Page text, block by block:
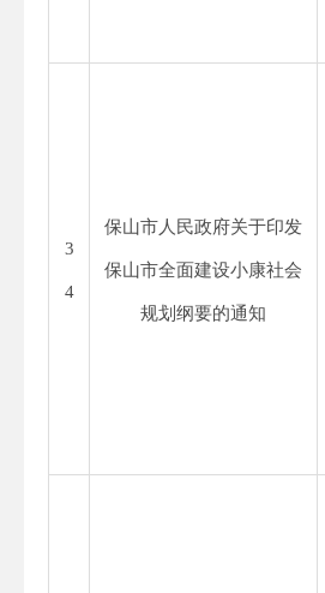
3
4
保山市人民政府关于印发
保山市全面建设小康社会
规划纲要的通知